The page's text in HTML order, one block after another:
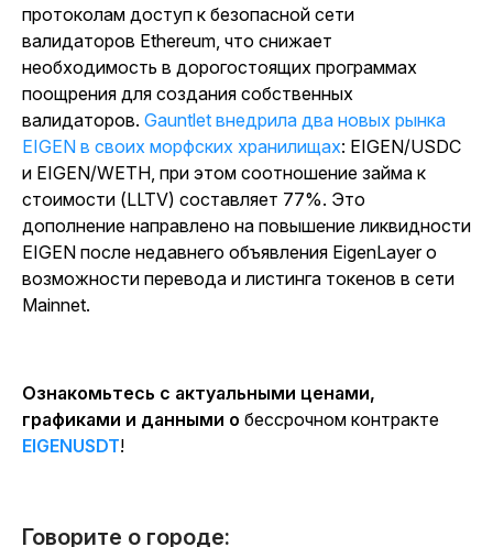
протоколам доступ к безопасной сети
валидаторов Ethereum, что снижает
необходимость в дорогостоящих программах
поощрения для создания собственных
валидаторов. Gauntlet внедрила два новых рынка
EIGEN в своих морфских хранилищах: EIGEN/USDC
и EIGEN/WETH, при этом соотношение займа к
стоимости (LLTV) составляет 77%. Это
дополнение направлено на повышение ликвидности
EIGEN после недавнего объявления EigenLayer о
возможности перевода и листинга токенов в сети
Mainnet.
Ознакомьтесь с актуальными ценами,
графиками и данными о бессрочном контракте
EIGENUSDT!
Говорите о городе: